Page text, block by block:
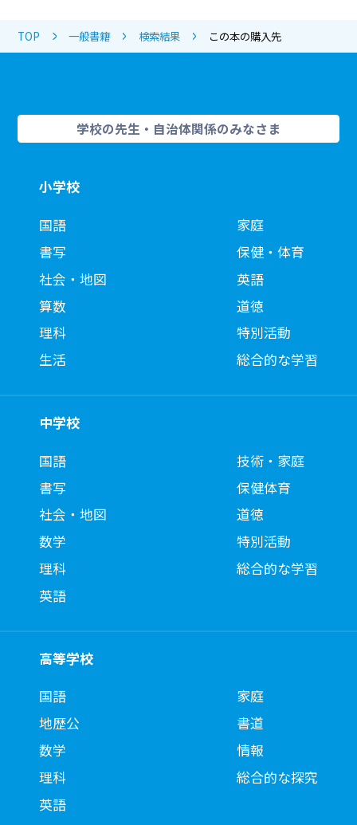
TOP 一般書籍 検索結果 この本の購入先
学校の先生・自治体関係のみなさま
小学校
国語
書写
社会・地図
算数
理科
生活
家庭
保健・体育
英語
道徳
特別活動
総合的な学習
中学校
国語
書写
社会・地図
数学
理科
英語
技術・家庭
保健体育
道徳
特別活動
総合的な学習
高等学校
国語
地歴公
数学
理科
英語
家庭
書道
情報
総合的な探究